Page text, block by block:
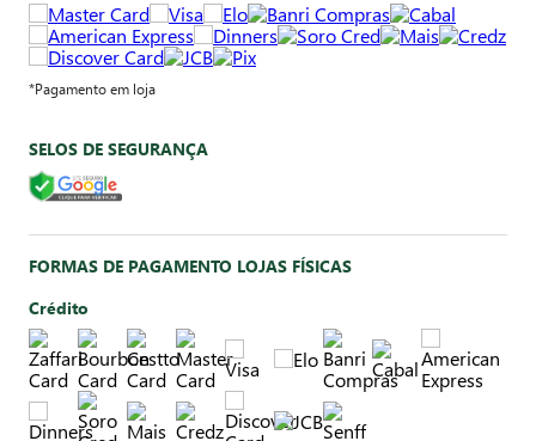
*Pagamento em loja
SELOS DE SEGURANÇA
FORMAS DE PAGAMENTO LOJAS FÍSICAS
Crédito